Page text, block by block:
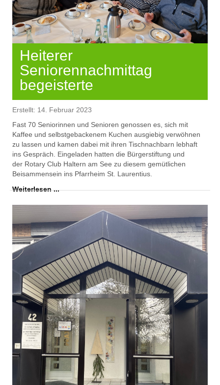
Heiterer
Seniorennachmittag
begeisterte
Erstellt: 14. Februar 2023
Fast 70 Seniorinnen und Senioren genossen es , sich mit
Kaffee und selbstgebackenem Kuchen ausgiebig verwöhnen
zu lassen und kamen dabei mit ihren Tischnachbarn lebhaft
ins Gespräch . Eingeladen hatten die Bürgerstiftung und
der Rotary Club Haltern am See zu diesem gemütlichen
Beisammensein ins Pfarrheim St. Laurentius.
Weiterlesen ...